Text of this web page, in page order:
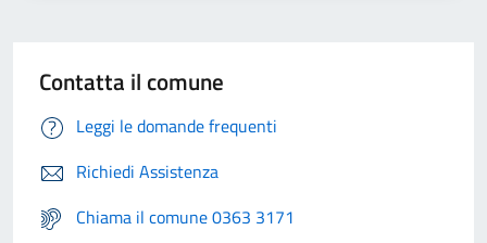
Contatta il comune
Leggi le domande frequenti
Richiedi Assistenza
Chiama il comune 0363 3171